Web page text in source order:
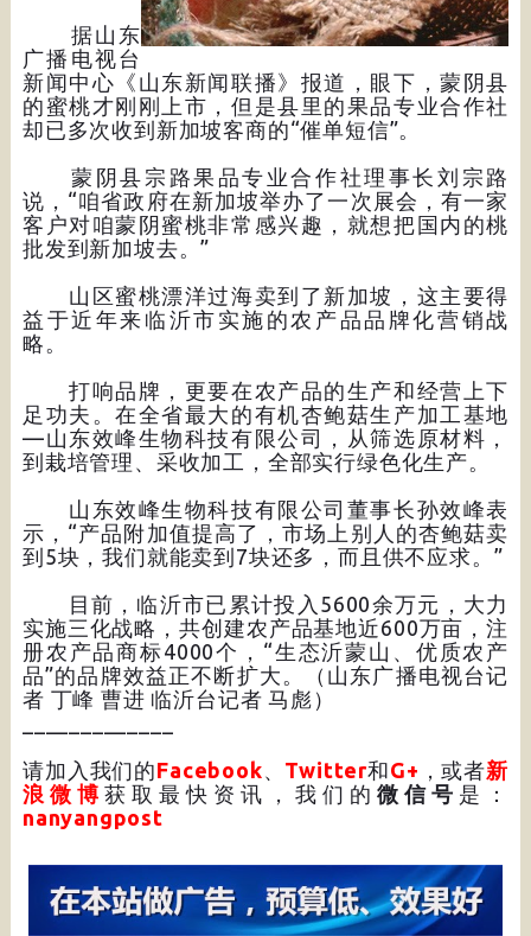
据山东
广播电视台
新闻中心《山东新闻联播》报道，眼下，蒙阴县
的蜜桃才刚刚上市，但是县里的果品专业合作社
却已多次收到新加坡客商的“催单短信”。
蒙阴县宗路果品专业合作社理事长刘宗路
说，“咱省政府在新加坡举办了一次展会，有一家
客户对咱蒙阴蜜桃非常感兴趣，就想把国内的桃
批发到新加坡去。”
山区蜜桃漂洋过海卖到了新加坡，这主要得
益于近年来临沂市实施的农产品品牌化营销战
略。
打响品牌，更要在农产品的生产和经营上下
足功夫。在全省最大的有机杏鲍菇生产加工基地
—山东效峰生物科技有限公司，从筛选原材料，
到栽培管理、采收加工，全部实行绿色化生产。
山东效峰生物科技有限公司董事长孙效峰表
示，“产品附加值提高了，市场上别人的杏鲍菇卖
到5块，我们就能卖到7块还多，而且供不应求。”
目前，临沂市已累计投入5600余万元，大力
实施三化战略，共创建农产品基地近600万亩，注
册农产品商标4000个，“生态沂蒙山、优质农产
品”的品牌效益正不断扩大。（山东广播电视台记
者 丁峰 曹进 临沂台记者 马彪）
请加入我们的Facebook、 Twitter和G+ ，或者新
浪微博 获取最快资讯，我们的微信号 是：
nanyangpost